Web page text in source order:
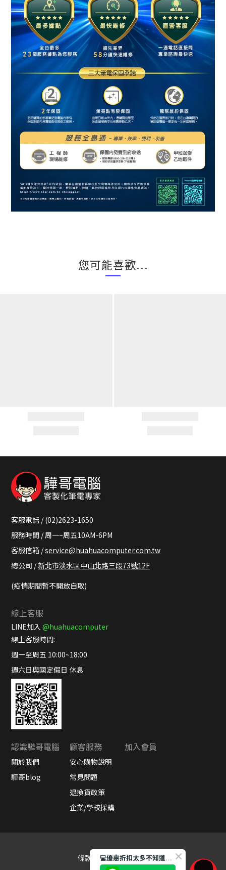
您可能喜歡...
客服電話 / (02)2623-1650
服務時間 / 周一~周五10AM-6PM
客服信箱 /service@huahuacomputer.com.tw
總公司 /新北市淡水區中山北路三段73號12F
(疫情期間暫不開放自取)
線上客服
LINE加入@huahuacomputer
線上客服時間:
週一至周五 10:00~18:00
週六日與國定假日 休息
認識驊哥電腦
關於我們
驊哥blog
顧客服務
安心購物說明
常見問題
退換貨政策
企業/學校採購
加入會員
條款與細則隱私權政策
💻優惠折扣太多不知道如何選產品嗎?